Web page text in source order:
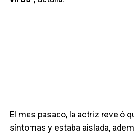
El mes pasado, la actriz reveló
síntomas y estaba aislada,